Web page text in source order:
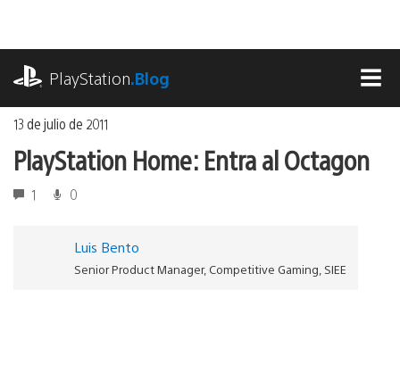
contenido
PlayStation.Blog
13 de julio de 2011
PlayStation Home: Entra al Octagon
1 0
Luis Bento
Senior Product Manager, Competitive Gaming, SIEE